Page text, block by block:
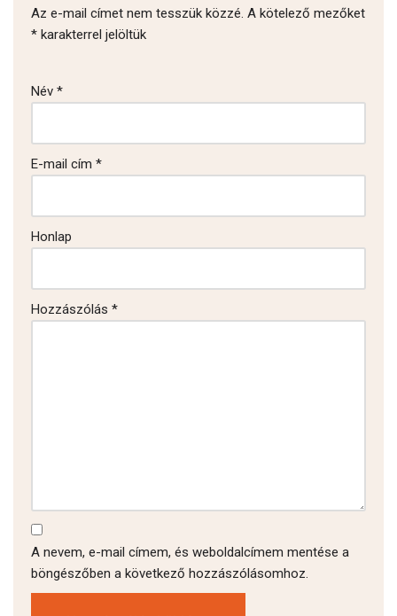
Az e-mail címet nem tesszük közzé. A kötelező mezőket
* karakterrel jelöltük
Név *
E-mail cím *
Honlap
Hozzászólás *
A nevem, e-mail címem, és weboldalcímem mentése a
böngészőben a következő hozzászólásomhoz.